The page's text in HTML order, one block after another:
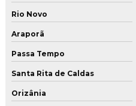
Rio Novo
Araporã
Passa Tempo
Santa Rita de Caldas
Orizânia